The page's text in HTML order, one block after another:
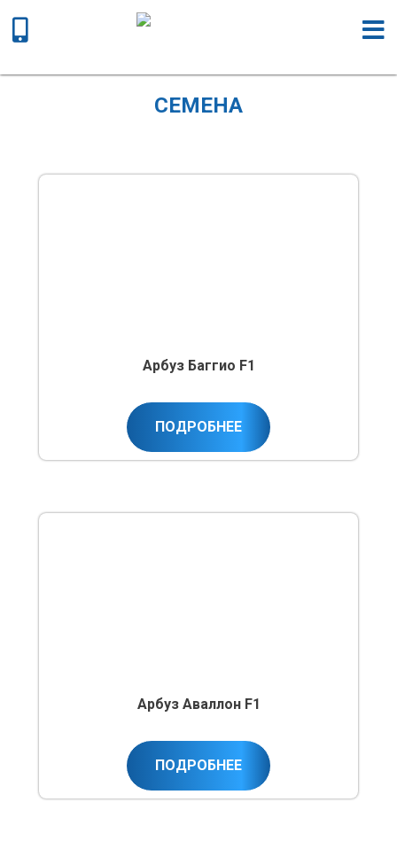
СЕМЕНА
Арбуз Баггио F1
ПОДРОБНЕЕ
Арбуз Аваллон F1
ПОДРОБНЕЕ